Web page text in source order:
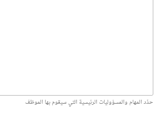
حدّد المهام والمسؤوليات الرئيسية التي سيقوم بها الموظف